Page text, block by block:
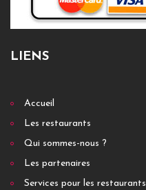
LIENS
Accueil
Les restaurants
Qui sommes-nous ?
Les partenaires
Services pour les restaurants